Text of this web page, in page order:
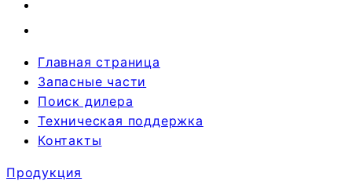
Главная страница
Запасные части
Поиск дилера
Техническая поддержка
Контакты
Продукция